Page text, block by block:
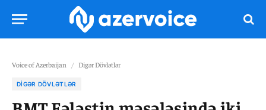
Voice of Azerbaijan / Digər Dövlətlər
DIGƏR DÖVLƏTLƏR